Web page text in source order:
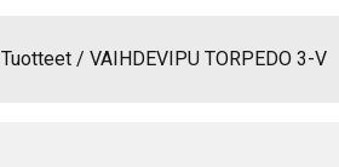
Tuotteet VAIHDEVIPU TORPEDO 3-V